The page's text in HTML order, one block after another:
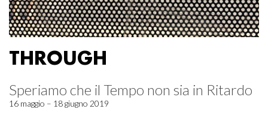
THROUGH
Speriamo che il Tempo non sia in Ritardo
16 maggio – 18 giugno 2019